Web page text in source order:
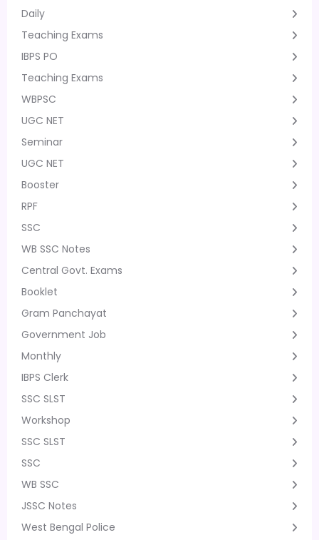
Daily
Teaching Exams
IBPS PO
Teaching Exams
WBPSC
UGC NET
Seminar
UGC NET
Booster
RPF
SSC
WB SSC Notes
Central Govt. Exams
Booklet
Gram Panchayat
Government Job
Monthly
IBPS Clerk
SSC SLST
Workshop
SSC SLST
SSC
WB SSC
JSSC Notes
West Bengal Police